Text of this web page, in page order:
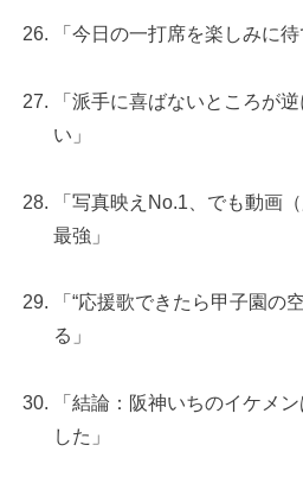
「今日の一打席を楽しみに
「派手に喜ばないところが
い」
「写真映えNo.1、でも動画
最強」
「“応援歌できたら甲子園の
る」
「結論：阪神いちのイケメ
した」